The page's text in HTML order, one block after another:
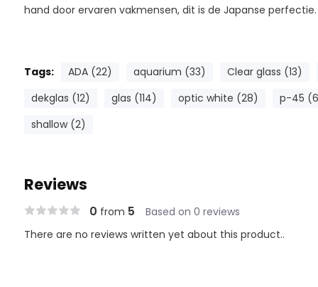
hand door ervaren vakmensen, dit is de Japanse perfectie.
Tags: ADA (22) aquarium (33) Clear glass (13)
dekglas (12)
glas (114) optic white (28) p-45
shallow (2)
Reviews
0 from 5 Based on 0 reviews
There are no reviews written yet about this product..